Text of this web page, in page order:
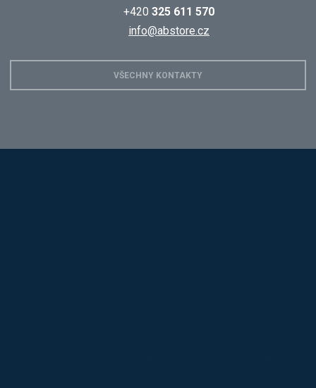
+420 325 611 570
info@abstore.cz
VŠECHNY KONTAKTY